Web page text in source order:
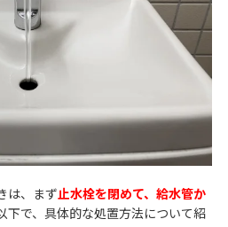
は、まず止水栓を閉めて、給水管か
下で、具体的な処置方法について紹